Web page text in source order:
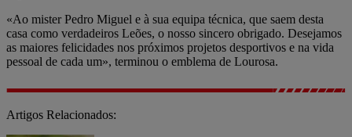
«Ao mister Pedro Miguel e à sua equipa técnica, que saem desta
casa como verdadeiros Leões, o nosso sincero obrigado. Desejamos
as maiores felicidades nos próximos projetos desportivos e na vida
pessoal de cada um», terminou o emblema de Lourosa.
Artigos Relacionados: